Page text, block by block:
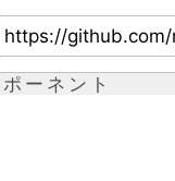
ポ ー ネ ン ト